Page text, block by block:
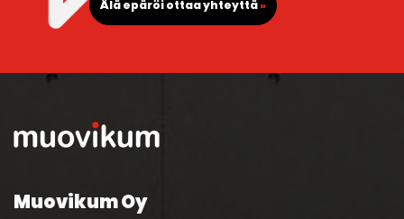
Älä epäröi ottaa yhteyttä»
Muovikum Oy